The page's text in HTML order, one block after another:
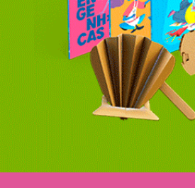
Coleção literária